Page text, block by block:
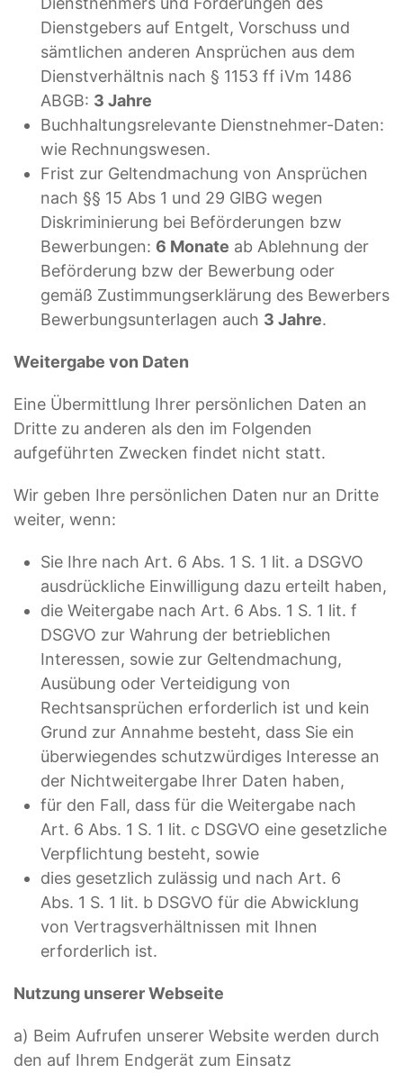
Dienstgebers auf Entgelt, Vorschuss und
sämtlichen anderen Ansprüchen aus dem
Dienstverhältnis nach § 1153 ff iVm 1486
ABGB: 3 Jahre
Buchhaltungsrelevante Dienstnehmer-Daten:
wie Rechnungswesen.
Frist zur Geltendmachung von Ansprüchen
nach §§ 15 Abs 1 und 29 GlBG wegen
Diskriminierung bei Beförderungen bzw
Bewerbungen: 6 Monate ab Ablehnung der
Beförderung bzw der Bewerbung oder
gemäß Zustimmungserklärung des Bewerbers
Bewerbungsunterlagen auch 3 Jahre.
Weitergabe von Daten
Eine Übermittlung Ihrer persönlichen Daten an
Dritte zu anderen als den im Folgenden
aufgeführten Zwecken findet nicht statt.
Wir geben Ihre persönlichen Daten nur an Dritte
weiter, wenn:
Sie Ihre nach Art. 6 Abs. 1 S. 1 lit. a DSGVO
ausdrückliche Einwilligung dazu erteilt haben,
die Weitergabe nach Art. 6 Abs. 1 S. 1 lit. f
DSGVO zur Wahrung der betrieblichen
Interessen, sowie zur Geltendmachung,
Ausübung oder Verteidigung von
Rechtsansprüchen erforderlich ist und kein
Grund zur Annahme besteht, dass Sie ein
überwiegendes schutzwürdiges Interesse an
der Nichtweitergabe Ihrer Daten haben,
für den Fall, dass für die Weitergabe nach
Art. 6 Abs. 1 S. 1 lit. c DSGVO eine gesetzliche
Verpflichtung besteht, sowie
dies gesetzlich zulässig und nach Art. 6
Abs. 1 S. 1 lit. b DSGVO für die Abwicklung
von Vertragsverhältnissen mit Ihnen
erforderlich ist.
Nutzung unserer Webseite
a) Beim Aufrufen unserer Website werden durch
den auf Ihrem Endgerät zum Einsatz